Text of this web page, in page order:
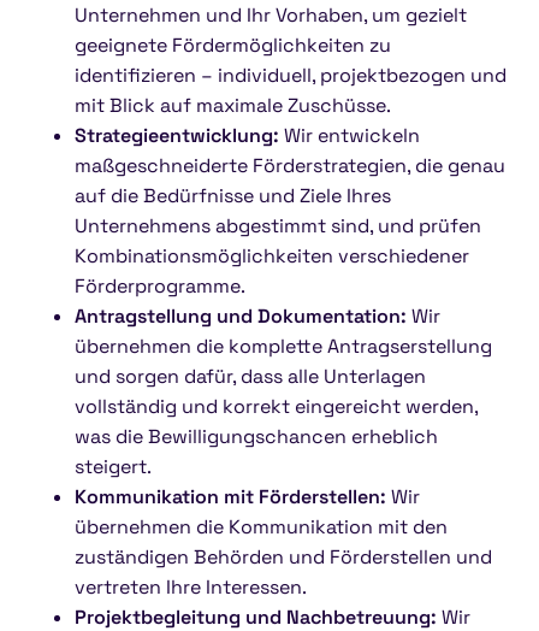
Unternehmen und Ihr Vorhaben, um gezielt
geeignete Fördermöglichkeiten zu
identifizieren – individuell, projektbezogen und
mit Blick auf maximale Zuschüsse.
Strategieentwicklung: Wir entwickeln
maßgeschneiderte Förderstrategien, die genau
auf die Bedürfnisse und Ziele Ihres
Unternehmens abgestimmt sind, und prüfen
Kombinationsmöglichkeiten verschiedener
Förderprogramme.
Antragstellung und Dokumentation: Wir
übernehmen die komplette Antragserstellung
und sorgen dafür, dass alle Unterlagen
vollständig und korrekt eingereicht werden,
was die Bewilligungschancen erheblich
steigert.
Kommunikation mit Förderstellen: Wir
übernehmen die Kommunikation mit den
zuständigen Behörden und Förderstellen und
vertreten Ihre Interessen.
Projektbegleitung und Nachbetreuung: Wir